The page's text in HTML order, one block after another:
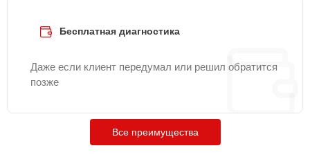
Бесплатная диагностика
Даже если клиент передумал или решил обратится
позже
Все преимущества